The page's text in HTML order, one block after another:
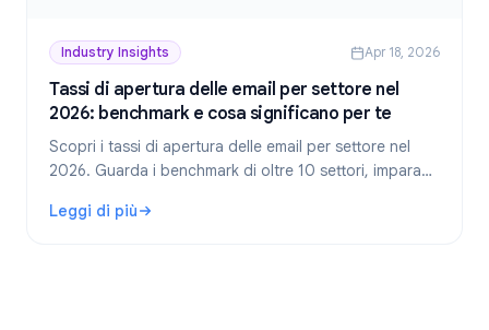
Industry Insights Apr 18, 2026
Tassi di apertura delle email per settore nel
2026: benchmark e cosa significano per te
Scopri i tassi di apertura delle email per settore nel
2026. Guarda i benchmark di oltre 10 settori, impara
Leggi di più
: Tassi di apertura delle email per settore nel 2026: